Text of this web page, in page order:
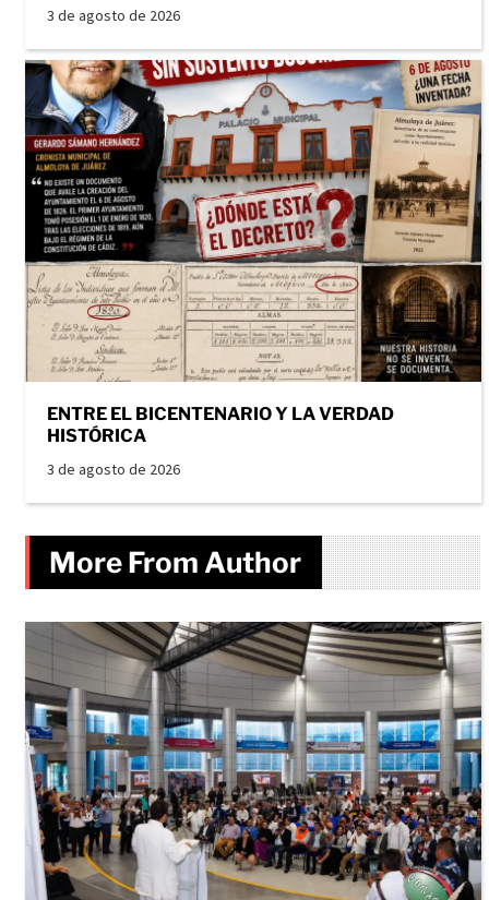
3 de agosto de 2026
ENTRE EL BICENTENARIO Y LA VERDAD
HISTÓRICA
3 de agosto de 2026
More From Author